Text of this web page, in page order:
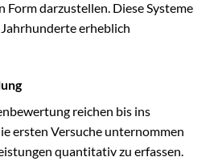
Form darzustellen. Diese Systeme
erheblich
reichen bis ins
ersten Versuche unternommen
quantitativ zu erfassen.